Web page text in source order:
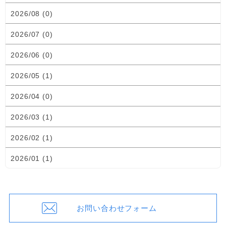
2026/08 (0)
2026/07 (0)
2026/06 (0)
2026/05 (1)
2026/04 (0)
2026/03 (1)
2026/02 (1)
2026/01 (1)
お問い合わせフォーム